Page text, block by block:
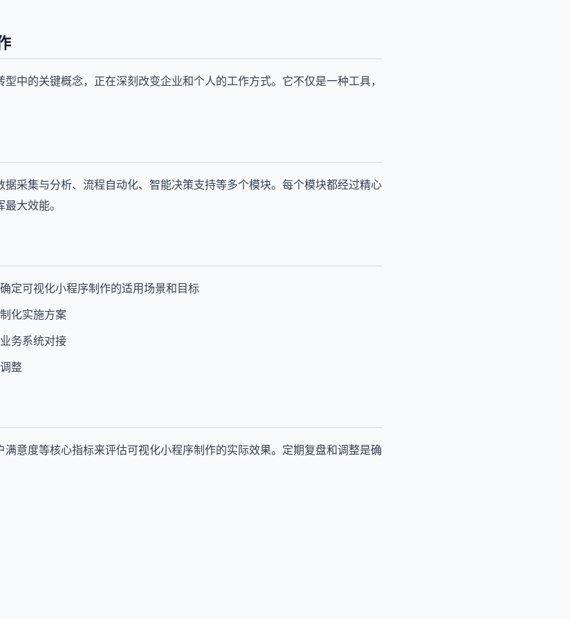
中的关键概念，正在深刻改变企业和个人的工作方式。它不仅是一种工具，
采集与分析、流程自动化、智能决策支持等多个模块。每个模块都经过精心
大效能。
定可视化小程序制作的适用场景和目标
化实施方案
务系统对接
整
意度等核心指标来评估可视化小程序制作的实际效果。定期复盘和调整是确